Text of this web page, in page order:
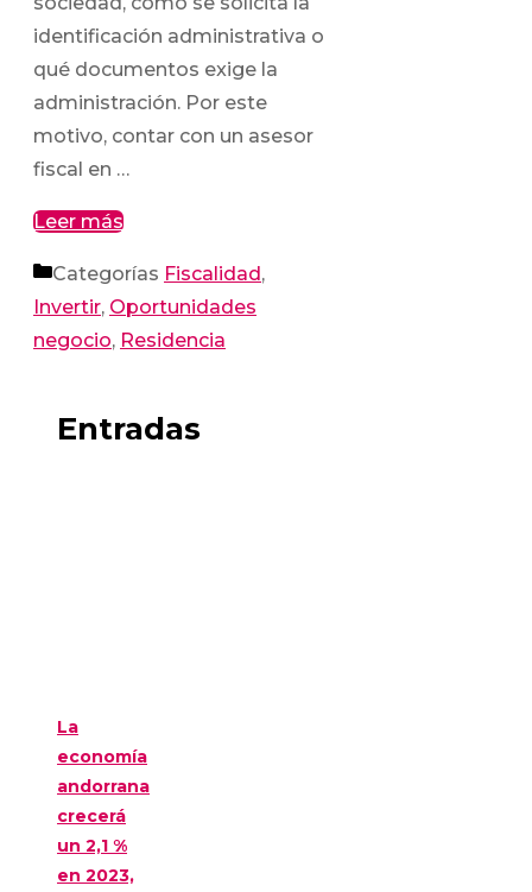
identificación administrativa o
qué documentos exige la
administración. Por este
motivo, contar con un asesor
fiscal en …
Leer más
Categorías Fiscalidad ,
Invertir, Oportunidades
negocio, Residencia
Entradas
La
economía
andorrana
crecerá
un 2,1 %
en 2023,